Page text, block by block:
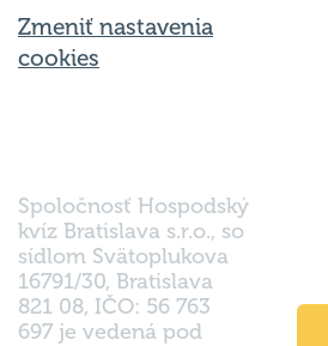
Zmeniť nastavenia
cookies
Spoločnosť Hospodský
kvíz Bratislava s.r.o., so
sídlom Svätoplukova
16791/30, Bratislava
821 08, IČO: 56 763
697 je vedená pod